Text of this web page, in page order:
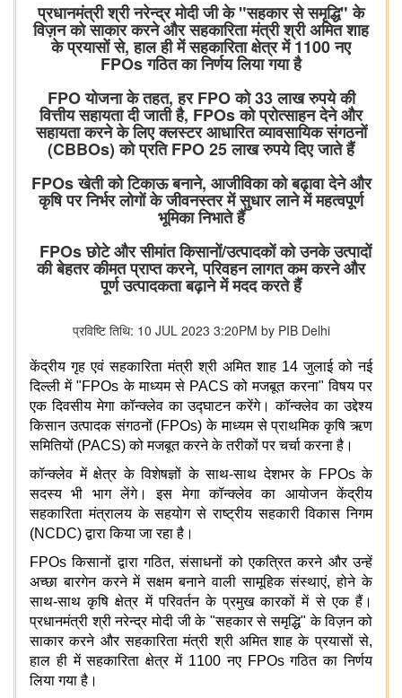
प्रधानमंत्री श्री नरेन्द्र मोदी जी के "सहकार से समृद्धि" के
विज़न को साकार करने और सहकारिता मंत्री श्री अमित शाह
के प्रयासों से, हाल ही में सहकारिता क्षेत्र में 1100 नए
FPOs गठित का निर्णय लिया गया है
FPO योजना के तहत, हर FPO को 33 लाख रुपये की
वित्तीय सहायता दी जाती है, FPOs को प्रोत्साहन देने और
सहायता करने के लिए क्लस्टर आधारित व्यावसायिक संगठनों
(CBBOs) को प्रति FPO 25 लाख रुपये दिए जाते हैं
FPOs खेती को टिकाऊ बनाने, आजीविका को बढ़ावा देने और
कृषि पर निर्भर लोगों के जीवनस्तर में सुधार लाने में महत्वपूर्ण
भूमिका निभाते हैं
FPOs छोटे और सीमांत किसानों/उत्पादकों को उनके उत्पादों
की बेहतर कीमत प्राप्त करने, परिवहन लागत कम करने और
पूर्ण उत्पादकता बढ़ाने में मदद करते हैं
प्रविष्टि तिथि: 10 JUL 2023 3:20PM by PIB Delhi
केंद्रीय गृह एवं सहकारिता मंत्री श्री अमित शाह 14 जुलाई को नई
दिल्ली में "FPOs के माध्यम से PACS को मजबूत करना" विषय पर
एक दिवसीय मेगा कॉन्क्लेव का उद्घाटन करेंगे। कॉन्क्लेव का उद्देश्य
किसान उत्पादक संगठनों (FPOs) के माध्यम से प्राथमिक कृषि ऋण
समितियों (PACS) को मजबूत करने के तरीकों पर चर्चा करना है।
कॉन्क्लेव में क्षेत्र के विशेषज्ञों के साथ-साथ देशभर के FPOs के
सदस्य भी भाग लेंगे। इस मेगा कॉन्क्लेव का आयोजन केंद्रीय
सहकारिता मंत्रालय के सहयोग से राष्ट्रीय सहकारी विकास निगम
(NCDC) द्वारा किया जा रहा है।
FPOs किसानों द्वारा गठित, संसाधनों को एकत्रित करने और उन्हें
अच्छा बारगेन करने में सक्षम बनाने वाली सामूहिक संस्थाएं, होने के
साथ-साथ कृषि क्षेत्र में परिवर्तन के प्रमुख कारकों में से एक हैं।
प्रधानमंत्री श्री नरेन्द्र मोदी जी के "सहकार से समृद्धि" के विज़न को
साकार करने और सहकारिता मंत्री श्री अमित शाह के प्रयासों से,
हाल ही में सहकारिता क्षेत्र में 1100 नए FPOs गठित का निर्णय
लिया गया है।